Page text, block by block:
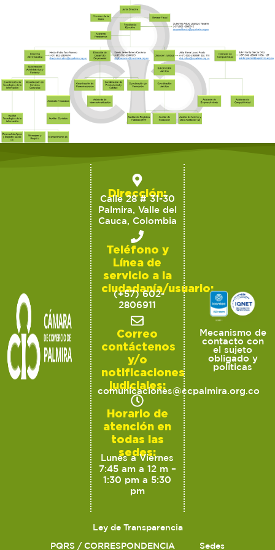
Dirección:
Calle 28 # 31-30
Palmira, Valle del
Cauca, Colombia
Teléfono y
Línea de
servicio a la
ciudadanía/usuario:
(+57) 602-
2806911
Correo
contáctenos
y/o
notificaciones
judiciales:
comunicaciones@ccpalmira.org.co
Horario de
atención en
todas las
sedes:
Lunes a Viernes
7:45 am a 12 m –
1:30 pm a 5:30
pm
Mecanismo de
contacto con
el sujeto
obligado y
políticas
Ley de Transparencia
PQRS / CORRESPONDENCIA
Sedes